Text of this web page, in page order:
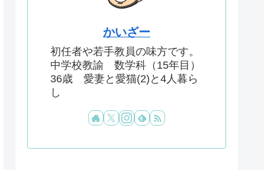
かいざー
初任者や若手教員の味方です。
中学校教諭 数学科（15年目）
36歳 愛妻と愛猫(2)と4人暮ら
し